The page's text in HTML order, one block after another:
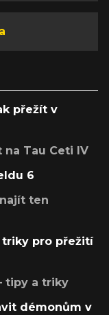
přežít v
Tau Ceti IV
6
ten
triky pro přežití
tipy a triky
démonům v